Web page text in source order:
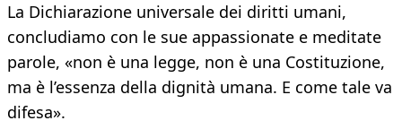
La Dichiarazione universale dei diritti umani,
concludiamo con le sue appassionate e meditate
parole, «non è una legge, non è una Costituzione,
ma è l’essenza della dignità umana. E come tale va
difesa».